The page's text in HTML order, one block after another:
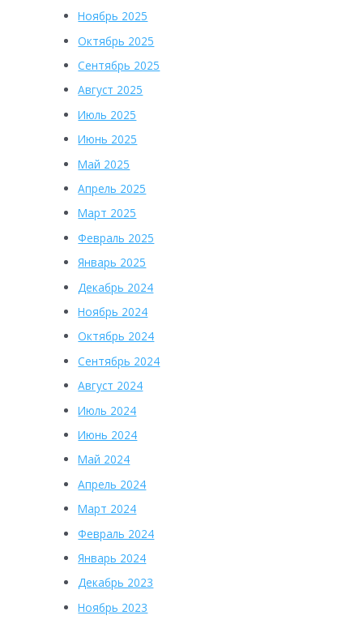
Ноябрь 2025
Октябрь 2025
Сентябрь 2025
Август 2025
Июль 2025
Июнь 2025
Май 2025
Апрель 2025
Март 2025
Февраль 2025
Январь 2025
Декабрь 2024
Ноябрь 2024
Октябрь 2024
Сентябрь 2024
Август 2024
Июль 2024
Июнь 2024
Май 2024
Апрель 2024
Март 2024
Февраль 2024
Январь 2024
Декабрь 2023
Ноябрь 2023